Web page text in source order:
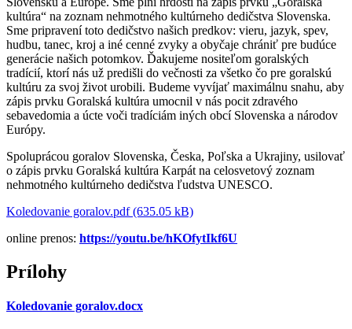
kultúra“ na zoznam nehmotného kultúrneho dedičstva Slovenska.
Sme pripravení toto dedičstvo našich predkov: vieru, jazyk, spev,
hudbu, tanec, kroj a iné cenné zvyky a obyčaje chrániť pre budúce
generácie našich potomkov. Ďakujeme nositeľom goralských
tradícií, ktorí nás už predišli do večnosti za všetko čo pre goralskú
kultúru za svoj život urobili. Budeme vyvíjať maximálnu snahu, aby
zápis prvku Goralská kultúra umocnil v nás pocit zdravého
sebavedomia a úcte voči tradíciám iných obcí Slovenska a národov
Európy.
Spoluprácou goralov Slovenska, Česka, Poľska a Ukrajiny, usilovať
o zápis prvku Goralská kultúra Karpát na celosvetový zoznam
nehmotného kultúrneho dedičstva ľudstva UNESCO.
Koledovanie goralov.pdf (635.05 kB)
online prenos: https://youtu.be/hKOfytIkf6U
Prílohy
Koledovanie goralov.docx